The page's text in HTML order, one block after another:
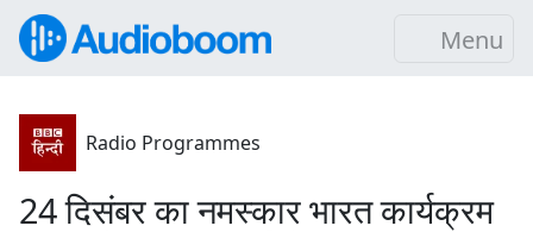
Menu
Radio Programmes
24 दिसंबर का नमस्कार भारत कार्यक्रम